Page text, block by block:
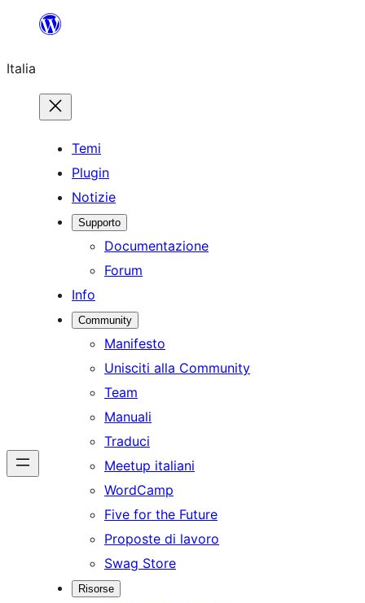
contenuto
Italia
Temi
Plugin
Notizie
Supporto
Documentazione
Forum
Info
Community
Manifesto
Unisciti alla Community
Team
Manuali
Traduci
Meetup italiani
WordCamp
Five for the Future
Proposte di lavoro
Swag Store
Risorse